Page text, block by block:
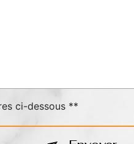
ci-dessous **